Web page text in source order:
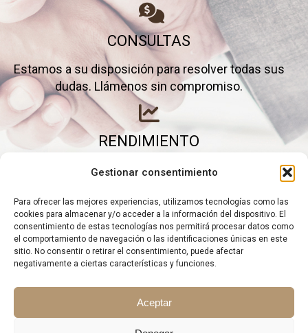
Gestionar consentimiento
Para ofrecer las mejores experiencias, utilizamos tecnologías como las
cookies para almacenar y/o acceder a la información del dispositivo. El
consentimiento de estas tecnologías nos permitirá procesar datos como
el comportamiento de navegación o las identificaciones únicas en este
sitio. No consentir o retirar el consentimiento, puede afectar
negativamente a ciertas características y funciones.
Aceptar
CONSULTAS
Estamos a su disposición para resolver todas sus
dudas. Llámenos sin compromiso.
RENDIMIENTO
Elimine gastos inútiles y saque el máximo partido a